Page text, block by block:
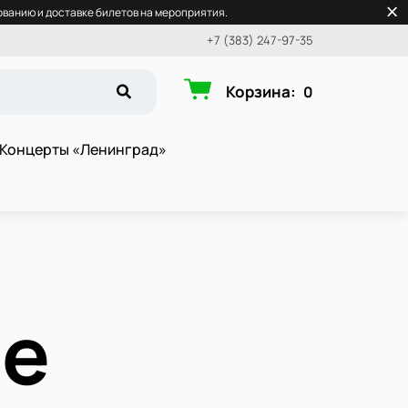
и доставке билетов на мероприятия.
+7 (383) 247-97-35
Корзина: 0
«Ленинград»